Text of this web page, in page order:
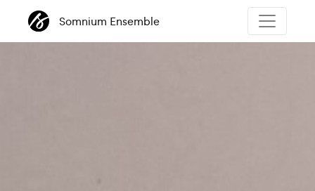
Somnium Ensemble